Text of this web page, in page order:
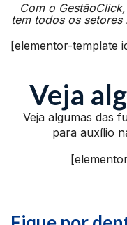
Com o
tem todos os
[elementor-template
Veja
Veja algumas das
para auxílio